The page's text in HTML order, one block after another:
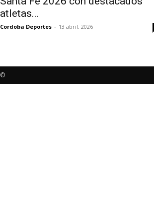
atletas...
Cordoba Deportes - 13 abril, 2026
©